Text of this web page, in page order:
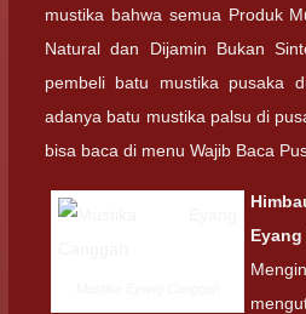
mustika bahwa semua Produk
Natural dan Dijamin Bukan
pembeli batu mustika pusaka
adanya batu mustika palsu di
bisa baca di menu Wajib Baca